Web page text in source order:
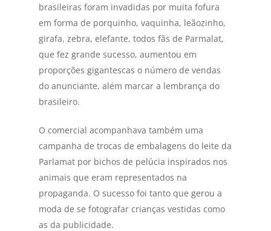
brasileiras foram invadidas por muita fofura
em forma de porquinho, vaquinha, leãozinho,
girafa, zebra, elefante, todos fãs de Parmalat,
que fez grande sucesso, aumentou em
proporções gigantescas o número de vendas
do anunciante, além marcar a lembrança do
brasileiro.
O comercial acompanhava também uma
campanha de trocas de embalagens do leite da
Parlamat por bichos de pelúcia inspirados nos
animais que eram representados na
propaganda. O sucesso foi tanto que gerou a
moda de se fotografar crianças vestidas como
as da publicidade.